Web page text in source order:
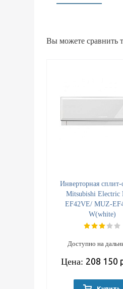
Вы можете сравнить
Инверторная сплит-
Mitsubishi Electric
EF42VE/ MUZ-
W(white)
Доступно на
Цена: 208 150